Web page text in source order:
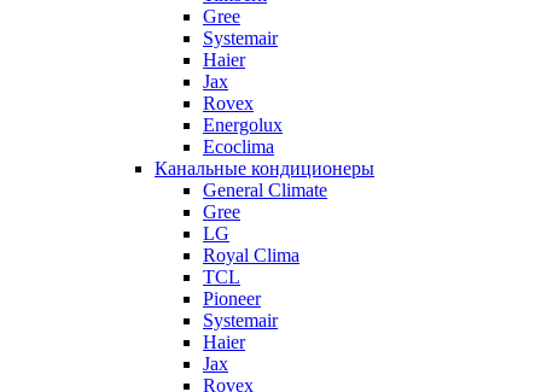
Gree
Systemair
Haier
Jax
Rovex
Energolux
Ecoclima
Канальные кондиционеры
General Climate
Gree
LG
Royal Clima
TCL
Pioneer
Systemair
Haier
Jax
Rovex